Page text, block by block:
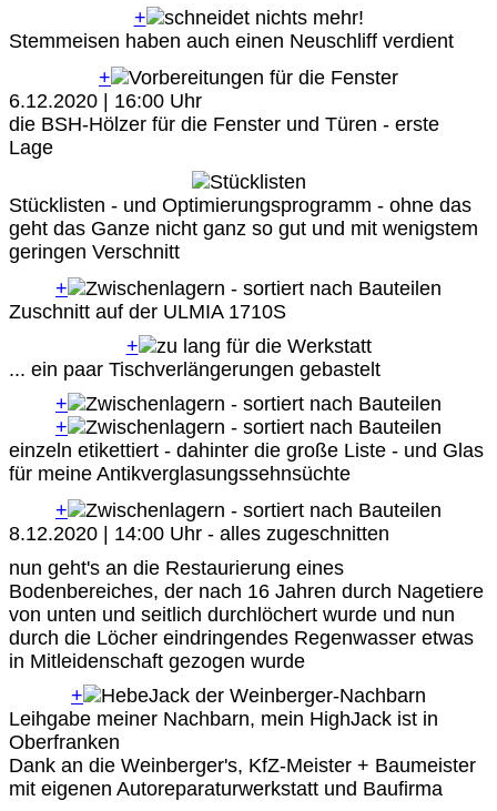
+
Stemmeisen haben auch einen Neuschliff verdient
+
6.12.2020 | 16:00 Uhr
die BSH-Hölzer für die Fenster und Türen - erste
Lage
Stücklisten - und Optimierungsprogramm - ohne das
geht das Ganze nicht ganz so gut und mit wenigstem
geringen Verschnitt
+
Zuschnitt auf der ULMIA 1710S
+
... ein paar Tischverlängerungen gebastelt
+
+
einzeln etikettiert - dahinter die große Liste - und Glas
für meine Antikverglasungssehnsüchte
+
8.12.2020 | 14:00 Uhr - alles zugeschnitten
nun geht's an die Restaurierung eines
Bodenbereiches, der nach 16 Jahren durch Nagetiere
von unten und seitlich durchlöchert wurde und nun
durch die Löcher eindringendes Regenwasser etwas
in Mitleidenschaft gezogen wurde
+
Leihgabe meiner Nachbarn, mein HighJack ist in
Oberfranken
Dank an die Weinberger's, KfZ-Meister + Baumeister
mit eigenen Autoreparaturwerkstatt und Baufirma